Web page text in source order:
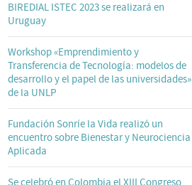
BIREDIAL ISTEC 2023 se realizará en
Uruguay
Workshop «Emprendimiento y
Transferencia de Tecnología: modelos de
desarrollo y el papel de las universidades»
de la UNLP
Fundación Sonríe la Vida realizó un
encuentro sobre Bienestar y Neurociencia
Aplicada